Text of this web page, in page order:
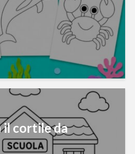
il cortile da